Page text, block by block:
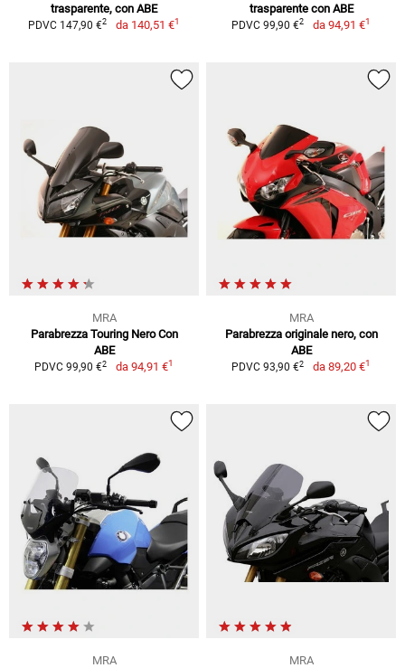
trasparente, con ABE
PDVC 147,90 €2 da 140,51 €1
trasparente con ABE
PDVC 99,90 €2 da 94,91 €1
MRA
Parabrezza Touring Nero Con
ABE
PDVC 99,90 €2 da 94,91 €1
MRA
Parabrezza originale nero, con
ABE
PDVC 93,90 €2 da 89,20 €1
MRA MRA